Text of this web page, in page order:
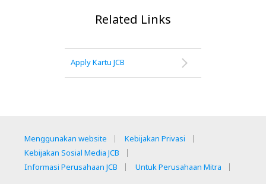
Related Links
Apply Kartu JCB
Menggunakan website
Kebijakan Privasi
Kebijakan Sosial Media JCB
Informasi Perusahaan JCB
Untuk Perusahaan Mitra